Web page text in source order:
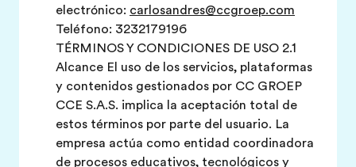
electrónico: carlosandres@ccgroep.com
Teléfono: 3232179196
TÉRMINOS Y CONDICIONES DE USO 2.1
Alcance El uso de los servicios, plataformas
y contenidos gestionados por CC GROEP
CCE S.A.S. implica la aceptación total de
estos términos por parte del usuario. La
empresa actúa como entidad coordinadora
de procesos educativos, tecnológicos y